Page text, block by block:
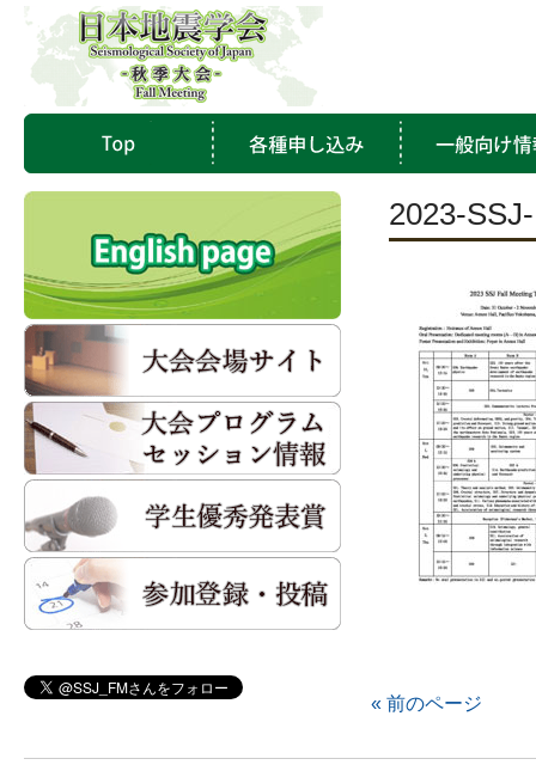
2023-
« 前のページ